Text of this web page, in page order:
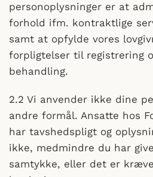
personoplysninger er at
forhold ifm. kontraktlige
samt at opfylde vores
forpligtelser til registrering
behandling.
2.2 Vi anvender ikke dine
andre formål. Ansatte hos
har tavshedspligt og
ikke, medmindre du har
samtykke, eller det er